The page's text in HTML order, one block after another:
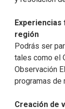
región
Podrás ser
tales como el
Observación
programas de
Creación de